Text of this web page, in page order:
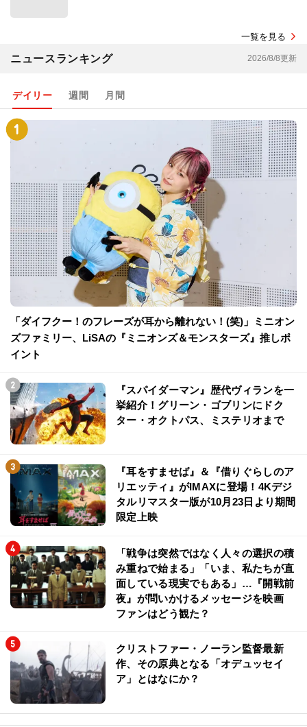
一覧を見る
ニュースランキング 2026/8/8更新
デイリー 週間 月間
「ダイフクー！のフレーズが耳から離れない！(笑)」ミニオン
ズファミリー、LiSAの『ミニオンズ＆モンスターズ』推しポ
イント
『スパイダーマン』歴代ヴィランを一
挙紹介！グリーン・ゴブリンにドク
ター・オクトパス、ミステリオまで
『耳をすませば』＆『借りぐらしのア
リエッティ』がIMAXに登場！4Kデジ
タルリマスター版が10月23日より期間
限定上映
「戦争は突然ではなく人々の選択の積
み重ねで始まる」「いま、私たちが直
面している現実でもある」…『開戦前
夜』が問いかけるメッセージを映画
ファンはどう観た？
クリストファー・ノーラン監督最新
作、その原典となる「オデュッセイ
ア」とはなにか？